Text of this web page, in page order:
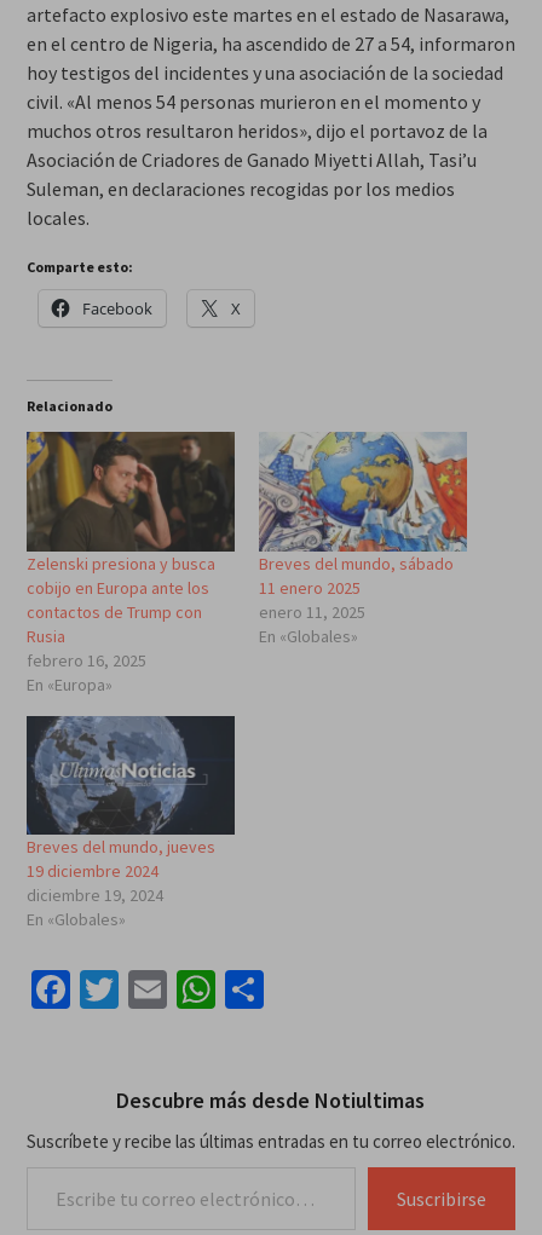
artefacto explosivo este martes en el estado de Nasarawa,
en el centro de Nigeria, ha ascendido de 27 a 54, informaron
hoy testigos del incidentes y una asociación de la sociedad
civil. «Al menos 54 personas murieron en el momento y
muchos otros resultaron heridos», dijo el portavoz de la
Asociación de Criadores de Ganado Miyetti Allah, Tasi’u
Suleman, en declaraciones recogidas por los medios
locales.
Comparte esto:
Facebook X
Relacionado
Zelenski presiona y busca
cobijo en Europa ante los
contactos de Trump con
Rusia
febrero 16, 2025
En «Europa»
Breves del mundo, sábado
11 enero 2025
enero 11, 2025
En «Globales»
Breves del mundo, jueves
19 diciembre 2024
diciembre 19, 2024
En «Globales»
Facebook
Twitter
EmailWhatsApp
Compartir
Descubre más desde Notiultimas
Suscríbete y recibe las últimas entradas en tu correo electrónico.
Suscribirse